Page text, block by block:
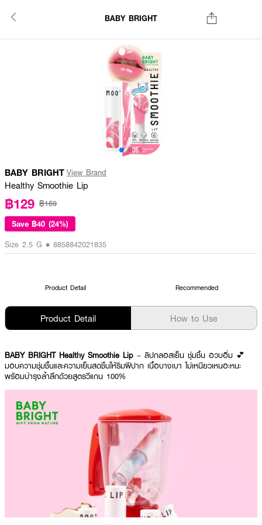
BABY BRIGHT
BABY BRIGHT View Brand
Healthy Smoothie Lip
฿129 ฿169
Save ฿40 (24%)
Size 2.5 G • 8858842021835
Product Detail Recommended
Product Detail How to Use
BABY BRIGHT Healthy Smoothie Lip – ลิปกลอสเย็น ชุ่มชื้น อวบอิ่ม 💕
มอบความชุ่มชื้นและความเย็นสดชื่นให้ริมฝีปาก เนื้อบางเบา ไม่เหนียวเหนอะหนะ
พร้อมบำรุงล้ำลึกด้วยสูตรวีแกน 100%